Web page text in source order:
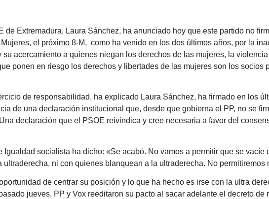
de Extremadura, Laura Sánchez, ha anunciado hoy que este partido no
el próximo 8-M, como ha venido en los dos últimos años, por la
acercamiento a quienes niegan los derechos de las mujeres, la
ponen en riesgo los derechos y libertades de las mujeres son los socios
de responsabilidad, ha explicado Laura Sánchez, ha firmado en los
de una declaración institucional que, desde que gobierna el PP, no se
declaración que el PSOE reivindica y cree necesaria a favor del
Igualdad socialista ha dicho: «Se acabó. No vamos a permitir que se vacíe
ultraderecha, ni con quienes blanquean a la ultraderecha. No permitiremos
de centrar su posición y lo que ha hecho es irse con la ultra
jueves, PP y Vox reeditaron su pacto al sacar adelante el decreto de